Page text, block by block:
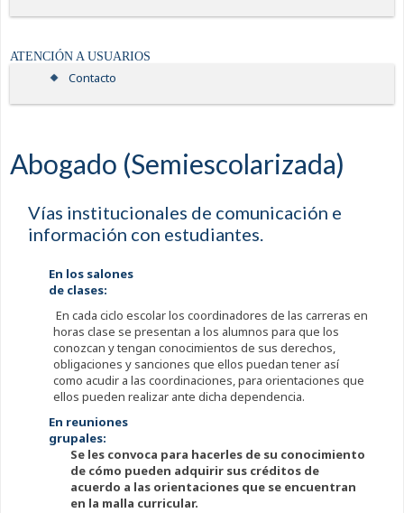
ATENCIÓN A USUARIOS
Contacto
Abogado (Semiescolarizada)
Vías institucionales de comunicación e
información con estudiantes.
En los salones
de clases:
En cada ciclo escolar los coordinadores de las carreras en
horas clase se presentan a los alumnos para que los
conozcan y tengan conocimientos de sus derechos,
obligaciones y sanciones que ellos puedan tener así
como acudir a las coordinaciones, para orientaciones que
ellos pueden realizar ante dicha dependencia.
En reuniones
grupales:
Se les convoca para hacerles de su conocimiento
de cómo pueden adquirir sus créditos de
acuerdo a las orientaciones que se encuentran
en la malla curricular.